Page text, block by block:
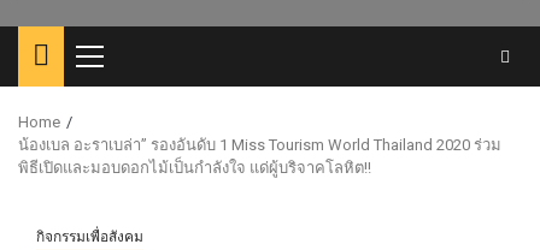
Primary
Menu
Home
น้องเบล อะราเบล่า” รองอันดับ 1 Miss Tourism World Thailand 2020 ร่วม
พิธีเปิดและมอบดอกไม้เป็นกำลังใจ แด่ผู้บริจาคโลหิต!!
กิจกรรมเพื่อสังคม